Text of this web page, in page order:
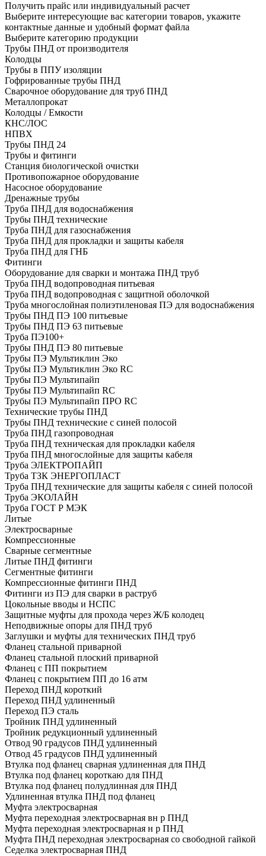
Получить прайс или индивидуальный расчет
Выберите интересующие вас категории товаров, укажите
контактные данные и удобный формат файла
Выберите категорию продукции
Трубы ПНД от производителя
Колодцы
Трубы в ППУ изоляции
Гофрированные трубы ПНД
Сварочное оборудование для труб ПНД
Металлопрокат
Колодцы / Емкости
КНС/ЛОС
НПВХ
Трубы ПНД 24
Трубы и фитинги
Cтанция биологической очистки
Противопожарное оборудование
Насосное оборудование
Дренажные трубы
Труба ПНД для водоснабжения
Трубы ПНД технические
Труба ПНД для газоснабжения
Труба ПНД для прокладки и защиты кабеля
Труба ПНД для ГНБ
Фитинги
Оборудование для сварки и монтажа ПНД труб
Труба ПНД водопроводная питьевая
Труба ПНД водопроводная с защитной оболочкой
Труба многослойная полиэтиленовая ПЭ для водоснабжения
Трубы ПНД ПЭ 100 питьевые
Трубы ПНД ПЭ 63 питьевые
Труба ПЭ100+
Трубы ПНД ПЭ 80 питьевые
Трубы ПЭ Мультиклин Эко
Трубы ПЭ Мультиклин Эко RC
Трубы ПЭ Мультипайп
Трубы ПЭ Мультипайп RC
Трубы ПЭ Мультипайп ПРО RC
Технические трубы ПНД
Трубы ПНД технические с синей полосой
Труба ПНД газопроводная
Труба ПНД техническая для прокладки кабеля
Труба ПНД многослойные для защиты кабеля
Труба ЭЛЕКТРОПАЙП
Труба ТЗК ЭНЕРГОПЛАСТ
Труба ПНД технические для защиты кабеля с синей полосой
Труба ЭКОЛАЙН
Труба ГОСТ Р МЭК
Литые
Электросварные
Компрессионные
Сварные сегментные
Литые ПНД фитинги
Сегментные фитинги
Компрессионные фитинги ПНД
Фитинги из ПЭ для сварки в раструб
Цокольные вводы и НСПС
Защитные муфты для прохода через Ж/Б колодец
Неподвижные опоры для ПНД труб
Заглушки и муфты для технических ПНД труб
Фланец стальной приварной
Фланец стальной плоский приварной
Фланец с ПП покрытием
Фланец с покрытием ПП до 16 атм
Переход ПНД короткий
Переход ПНД удлиненный
Переход ПЭ сталь
Тройник ПНД удлиненный
Тройник редукционный удлиненный
Отвод 90 градусов ПНД удлиненный
Отвод 45 градусов ПНД удлиненный
Втулка под фланец сварная удлиненная для ПНД
Втулка под фланец короткаю для ПНД
Втулка под фланец полудлинная для ПНД
Удлиненная втулка ПНД под фланец
Муфта электросварная
Муфта переходная электросварная вн р ПНД
Муфта переходная электросварная н р ПНД
Муфта ПНД переходная электросварная со свободной гайкой
Седелка электросварная ПНД